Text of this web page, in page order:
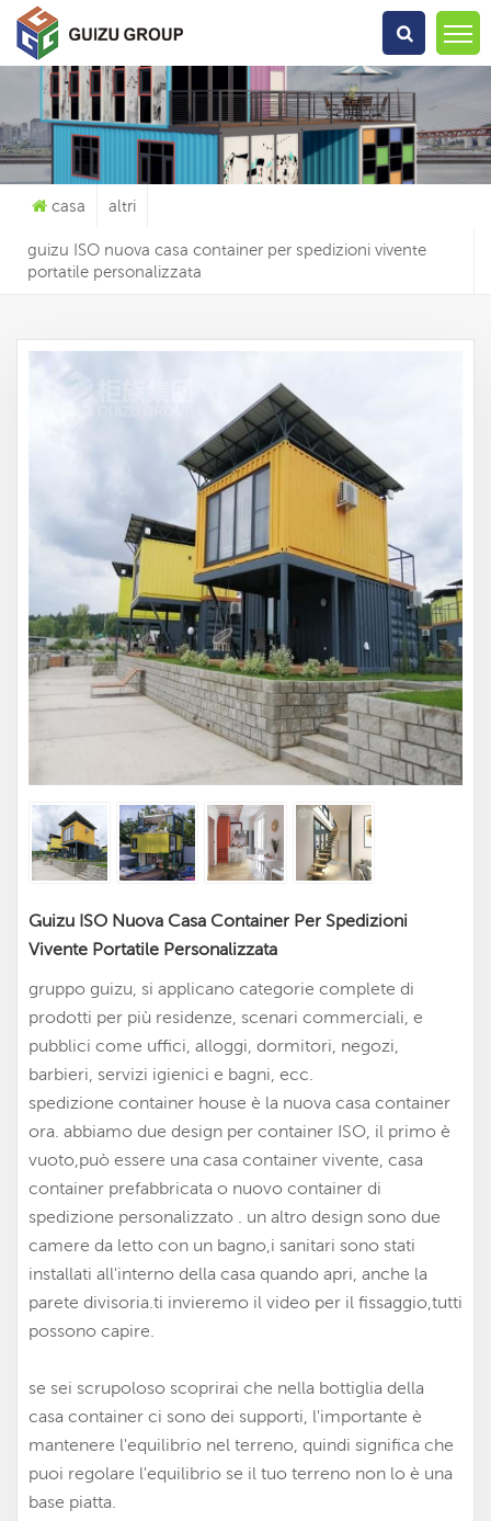
Che Cosa Sta Cercando?
casa altri
guizu ISO nuova casa container per spedizioni vivente
portatile personalizzata
Guizu ISO Nuova Casa Container Per Spedizioni
Vivente Portatile Personalizzata
gruppo guizu, si applicano categorie complete di
prodotti per più residenze, scenari commerciali, e
pubblici come uffici, alloggi, dormitori, negozi,
barbieri, servizi igienici e bagni, ecc.
spedizione container house è la nuova casa container
ora. abbiamo due design per container ISO, il primo è
vuoto,può essere una casa container vivente, casa
container prefabbricata o nuovo container di
spedizione personalizzato . un altro design sono due
camere da letto con un bagno,i sanitari sono stati
installati all'interno della casa quando apri, anche la
parete divisoria.ti invieremo il video per il fissaggio,tutti
possono capire.
se sei scrupoloso scoprirai che nella bottiglia della
casa container ci sono dei supporti, l'importante è
mantenere l'equilibrio nel terreno, quindi significa che
puoi regolare l'equilibrio se il tuo terreno non lo è una
base piatta.